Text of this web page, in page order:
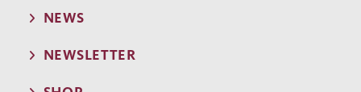
NEWS
NEWSLETTER